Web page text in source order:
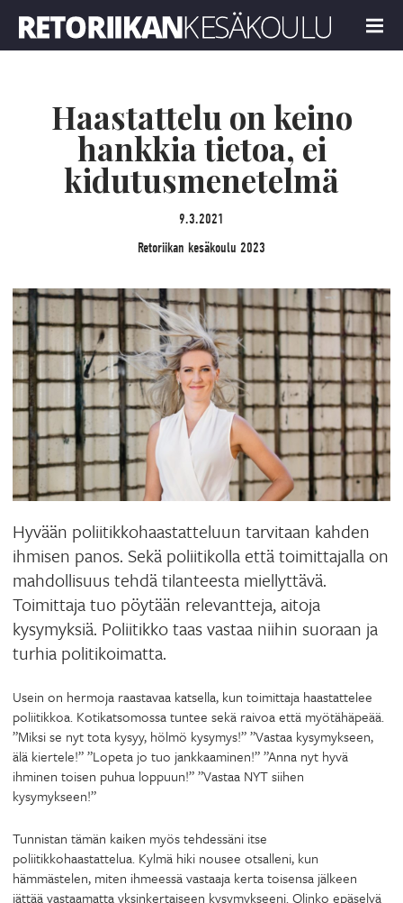
MENU
Haastattelu on keino
hankkia tietoa, ei
kidutusmenetelmä
9.3.2021
Retoriikan kesäkoulu 2023
Hyvään poliitikkohaastatteluun tarvitaan kahden
ihmisen panos. Sekä poliitikolla että toimittajalla on
mahdollisuus tehdä tilanteesta miellyttävä.
Toimittaja tuo pöytään relevantteja, aitoja
kysymyksiä. Poliitikko taas vastaa niihin suoraan ja
turhia politikoimatta.
Usein on hermoja raastavaa katsella, kun toimittaja haastattelee
poliitikkoa. Kotikatsomossa tuntee sekä raivoa että myötähäpeää.
”Miksi se nyt tota kysyy, hölmö kysymys!” ”Vastaa kysymykseen,
älä kiertele!” ”Lopeta jo tuo jankkaaminen!” ”Anna nyt hyvä
ihminen toisen puhua loppuun!” ”Vastaa NYT siihen
kysymykseen!”
Tunnistan tämän kaiken myös tehdessäni itse
poliitikkohaastattelua. Kylmä hiki nousee otsalleni, kun
hämmästelen, miten ihmeessä vastaaja kerta toisensa jälkeen
jättää vastaamatta yksinkertaiseen kysymykseeni. Olinko epäselvä